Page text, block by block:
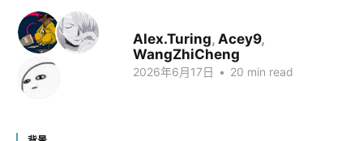
Alex.Turing, Acey9,
WangZhiCheng
2026年6月17日 • 20 min read